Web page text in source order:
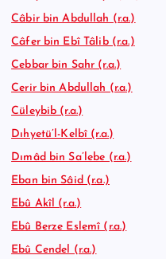
Câbir bin Abdullah (r.a.)
Câfer bin Ebî Tâlib (r.a.)
Cebbar bin Sahr (r.a.)
Cerir bin Abdullah (r.a.)
Cüleybib (r.a.)
Dıhyetü’l-Kelbî (r.a.)
Dımâd bin Sa’lebe (r.a.)
Eban bin Sâid (r.a.)
Ebû Akîl (r.a.)
Ebû Berze Eslemî (r.a.)
Ebû Cendel (r.a.)